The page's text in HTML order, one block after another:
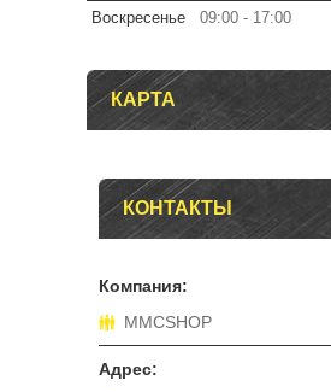
Воскресенье
09:00 17:00
КАРТА
КОНТАКТЫ
MMCSHOP